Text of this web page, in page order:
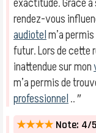
rendez-vous
audiotelm’a
futur. Lors de cette
inattendue sur mon
m’a permis de
professionnel.. ″
★★★★ Note: 4/5